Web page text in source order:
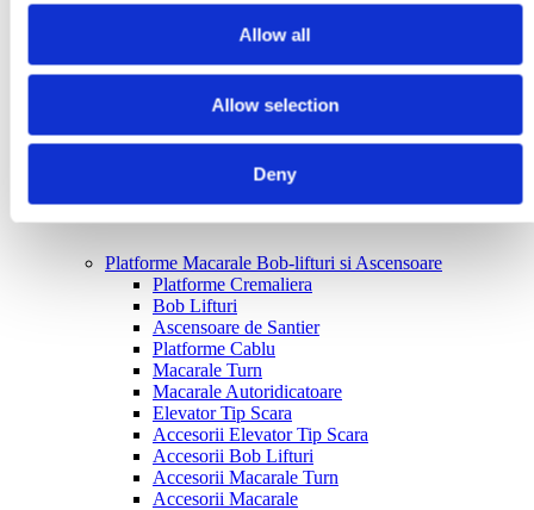
Allow all
Allow selection
Deny
Platforme Macarale Bob-lifturi si Ascensoare
Platforme Cremaliera
Bob Lifturi
Ascensoare de Santier
Platforme Cablu
Macarale Turn
Macarale Autoridicatoare
Elevator Tip Scara
Accesorii Elevator Tip Scara
Accesorii Bob Lifturi
Accesorii Macarale Turn
Accesorii Macarale